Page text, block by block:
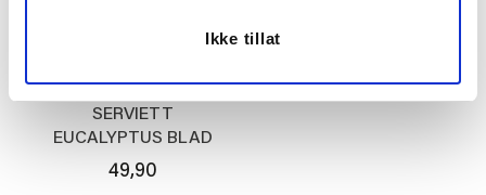
Ikke tillat
SERVIETT
EUCALYPTUS BLAD
49,90